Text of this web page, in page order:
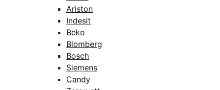
Ariston
Indesit
Beko
Blomberg
Bosch
Siemens
Candy